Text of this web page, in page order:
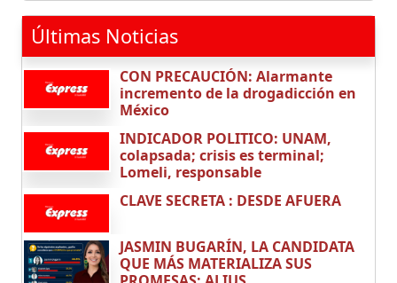
Últimas Noticias
CON PRECAUCIÓN: Alarmante
incremento de la drogadicción en
México
INDICADOR POLITICO: UNAM,
colapsada; crisis es terminal;
Lomeli, responsable
CLAVE SECRETA : DESDE AFUERA
JASMIN BUGARÍN, LA CANDIDATA
QUE MÁS MATERIALIZA SUS